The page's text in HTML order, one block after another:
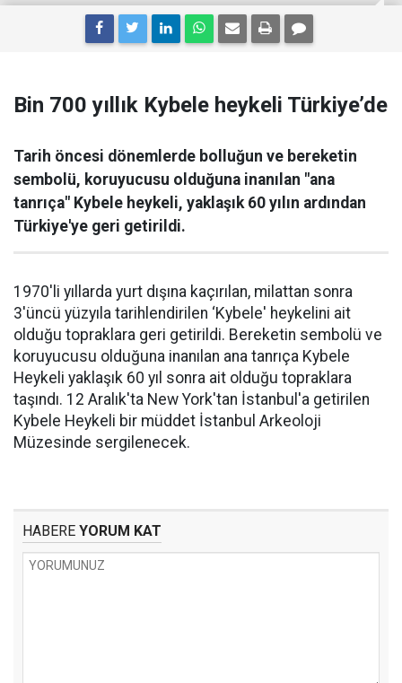
Bin 700 yıllık Kybele heykeli Türkiye’de
Tarih öncesi dönemlerde bolluğun ve bereketin
sembolü, koruyucusu olduğuna inanılan "ana
tanrıça" Kybele heykeli, yaklaşık 60 yılın ardından
Türkiye'ye geri getirildi.
1970'li yıllarda yurt dışına kaçırılan, milattan sonra
3'üncü yüzyıla tarihlendirilen ‘Kybele' heykelini ait
olduğu topraklara geri getirildi. Bereketin sembolü ve
koruyucusu olduğuna inanılan ana tanrıça Kybele
Heykeli yaklaşık 60 yıl sonra ait olduğu topraklara
taşındı. 12 Aralık'ta New York'tan İstanbul'a getirilen
Kybele Heykeli bir müddet İstanbul Arkeoloji
Müzesinde sergilenecek.
HABERE YORUM KAT